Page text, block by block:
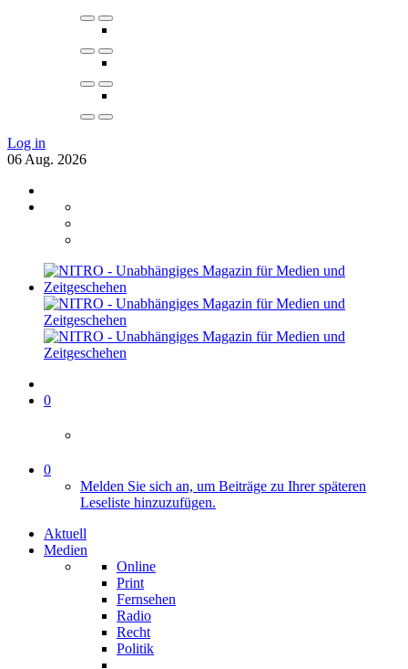
Log in
06 Aug. 2026
0
0
Melden Sie sich an, um Beiträge zu Ihrer späteren
Leseliste hinzuzufügen.
Aktuell
Medien
Online
Print
Fernsehen
Radio
Recht
Politik